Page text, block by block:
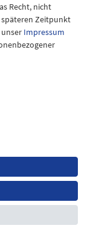
Recht, nicht
Zeitpunkt
Impressum